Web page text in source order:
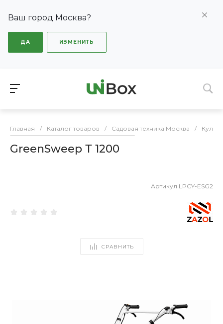
Ваш город Москва?
ДА ИЗМЕНИТЬ
Главная / Каталог товаров / Садовая техника Москва /
GreenSweep Т 1200
Артикул LPCY-ESG2
СРАВНИТЬ